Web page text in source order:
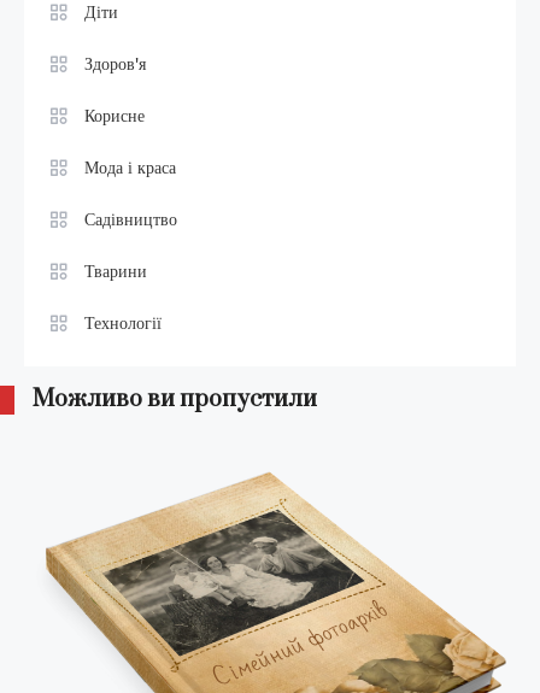
Діти
Здоров'я
Корисне
Мода і краса
Садівництво
Тварини
Технології
Можливо ви пропустили